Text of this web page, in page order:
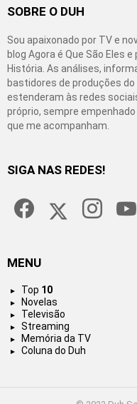
SOBRE O DUH
Sou apaixonado por TV e
blog Agora é Que São Eles
História. As análises,
bastidores de produções
estenderam às redes
próprio, sempre
que me acompanham.
SIGA NAS REDES!
MENU
Top 10
Novelas
Televisão
Streaming
Memória da TV
Coluna do Duh